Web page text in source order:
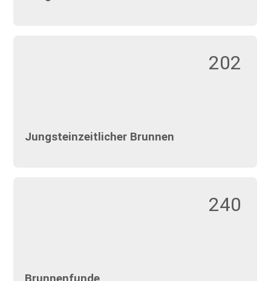
202
Jungsteinzeitlicher Brunnen
240